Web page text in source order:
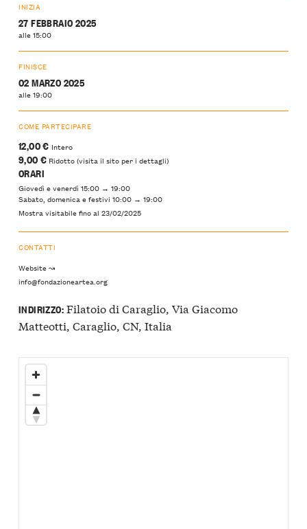
INIZIA
27 FEBBRAIO 2025
alle 15:00
FINISCE
02 MARZO 2025
alle 19:00
COME PARTECIPARE
12,00 € Intero
9,00 € Ridotto (visita il sito per i dettagli)
ORARI
Giovedì e venerdì 15:00 → 19:00
Sabato, domenica e festivi 10:00 → 19:00
Mostra visitabile fino al 23/02/2025
CONTATTI
Website ↝
info@fondazioneartea.org
INDIRIZZO:Filatoio di Caraglio, Via Giacomo
Matteotti, Caraglio, CN, Italia